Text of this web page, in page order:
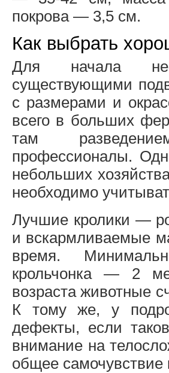
покрова — 3,5 см.
Как выбрать
Для начала
существующими
с размерами и
всего в больших
там
профессионалы.
небольших
необходимо
Лучшие кролики —
и вскармливаемые
время.
крольчонка — 2
возраста животные
К тому же, у
дефекты, если
внимание на
общее самочувствие